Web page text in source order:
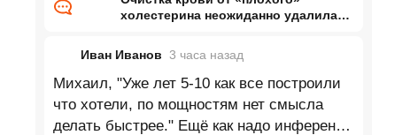
мм
холестерина неожиданно удалила
Иван Иванов 3 часа назад
Михаил, "Уже лет 5-10 как все построили
что хотели, по мощностям нет смысла
делать быстрее." Ещё как надо инференс